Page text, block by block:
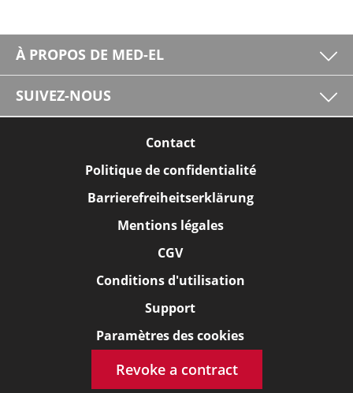
À PROPOS DE MED-EL
SUIVEZ-NOUS
Contact
Politique de confidentialité
Barrierefreiheitserklärung
Mentions légales
CGV
Conditions d'utilisation
Support
Paramètres des cookies
Revoke a contract